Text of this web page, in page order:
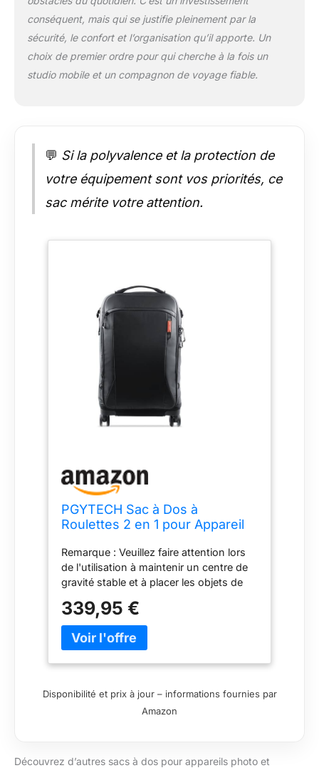
résistant aux rayures, à l'usure et aux
taches. Il est doté de fermetures éclair
YKK pour plus de durabilité et de
sécurité, de sangles pour accessoires
supplémentaires, d’une housse de pluie
et d’une poche AirTag cachée pour plus
conséquent, mais qui se justifie pleinement par la
sécurité, le confort et l’organisation qu’il apporte. Un
choix de premier ordre pour qui cherche à la fois un
studio mobile et un compagnon de voyage fiable.
💬 Si la polyvalence et la protection de
votre équipement sont vos priorités, ce
sac mérite votre attention.
PGYTECH Sac à Dos à
Roulettes 2 en 1 pour Appareil
Numérique/SLR/Trépied de
Voyage, Bagage à Roulettes
avec et Housse de Pluie,
Compatible avec Ordinateur
Portable 17 Pouces
Canon/Nikon
Remarque : Veuillez faire attention lors
de l'utilisation à maintenir un centre de
gravité stable et à placer les objets de
boîte ne se renverse Mode double : Le
mode valise à roulettes convient aux
surfaces urbaines et autres surfaces
outdoor complexes Rangement
personnalisé : Le compartiment principal
flexible et une protection sûre. Le
339,95 €
Disponibilité et prix à jour – informations fournies par
Amazon
Découvrez d’autres sacs à dos pour appareils photo et